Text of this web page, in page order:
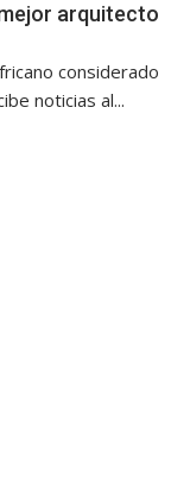
arquitecto
considerado
noticias al...